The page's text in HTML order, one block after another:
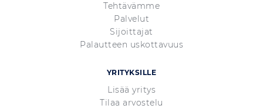
Tehtävämme
Palvelut
Sijoittajat
Palautteen uskottavuus
YRITYKSILLE
Lisää yritys
Tilaa arvostelu